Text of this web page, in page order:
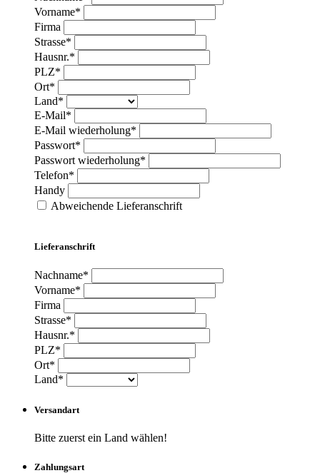
Vorname*
Firma
Strasse*
Hausnr.*
PLZ*
Ort*
Land*
E-Mail*
E-Mail wiederholung*
Passwort*
Passwort wiederholung*
Telefon*
Handy
Abweichende Lieferanschrift
Lieferanschrift
Nachname*
Vorname*
Firma
Strasse*
Hausnr.*
PLZ*
Ort*
Land*
Versandart
Bitte zuerst ein Land wählen!
Zahlungsart